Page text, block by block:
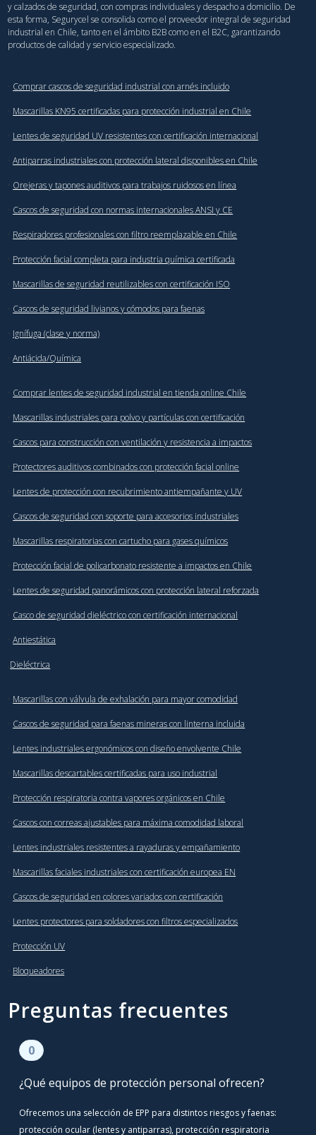
y calzados de seguridad, con compras individuales y despacho a domicilio. De
esta forma, Segurycel se consolida como el proveedor integral de seguridad
industrial en Chile, tanto en el ámbito B2B como en el B2C, garantizando
productos de calidad y servicio especializado.
· Comprar cascos de seguridad industrial con arnés incluido
· Mascarillas KN95 certificadas para protección industrial en Chile
· Lentes de seguridad UV resistentes con certificación internacional
·Antiparras industriales con protección lateral disponibles en Chile
· Orejeras y tapones auditivos para trabajos ruidosos en línea
· Cascos de seguridad con normas internacionales ANSI y CE
· Respiradores profesionales con filtro reemplazable en Chile
· Protección facial completa para industria química certificada
· Mascarillas de seguridad reutilizables con certificación ISO
· Cascos de seguridad livianos y cómodos para faenas
· Ignífuga (clase y norma)
·Antiácida/Química
· Comprar lentes de seguridad industrial en tienda online Chile
· Mascarillas industriales para polvo y partículas con certificación
· Cascos para construcción con ventilación y resistencia a impactos
· Protectores auditivos combinados con protección facial online
· Lentes de protección con recubrimiento antiempañante y UV
· Cascos de seguridad con soporte para accesorios industriales
· Mascarillas respiratorias con cartucho para gases químicos
· Protección facial de policarbonato resistente a impactos en Chile
· Lentes de seguridad panorámicos con protección lateral reforzada
· Casco de seguridad dieléctrico con certificación internacional
·Antiestática
.Dieléctrica
· Mascarillas con válvula de exhalación para mayor comodidad
· Cascos de seguridad para faenas mineras con linterna incluida
· Lentes industriales ergonómicos con diseño envolvente Chile
· Mascarillas descartables certificadas para uso industrial
· Protección respiratoria contra vapores orgánicos en Chile
· Cascos con correas ajustables para máxima comodidad laboral
· Lentes industriales resistentes a rayaduras y empañamiento
· Mascarillas faciales industriales con certificación europea EN
· Cascos de seguridad en colores variados con certificación
· Lentes protectores para soldadores con filtros especializados
· Protección UV
· Bloqueadores
Preguntas frecuentes
0
¿Qué equipos de protección personal ofrecen?
Ofrecemos una selección de EPP para distintos riesgos y faenas:
protección ocular (lentes y antiparras), protección respiratoria